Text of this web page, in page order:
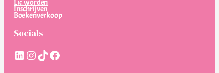
Lid worden
Inschrijven
Boekenverkoop
Socials
LinkedIn
Instagram
TikTokFacebook